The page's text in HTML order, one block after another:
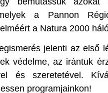
a Pannon
a Natura 2000
jelenti az első
védelme, az irántuk
és szeretetével.
programjainkon!